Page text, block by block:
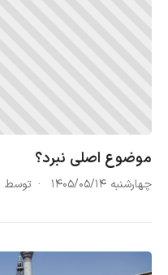
موضوع اصلی نبرد؟
چهارشنبه ۱۴۰۵/۰۵/۱۴ توسط